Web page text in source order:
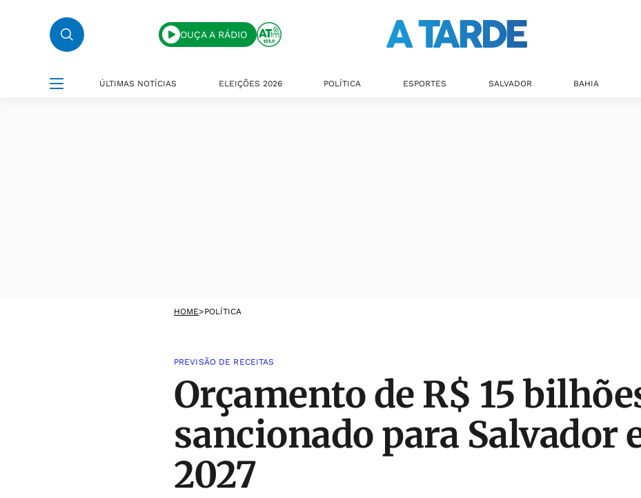
OUÇA A RÁDIO
ÚLTIMAS NOTÍCIAS ELEIÇÕES 2026 POLÍTICA ESPORTES SALVADOR BAHIA
HOME>POLÍTICA
PREVISÃO DE RECEITAS
Orçamento de R$ 15
sancionado para Salvador
2027